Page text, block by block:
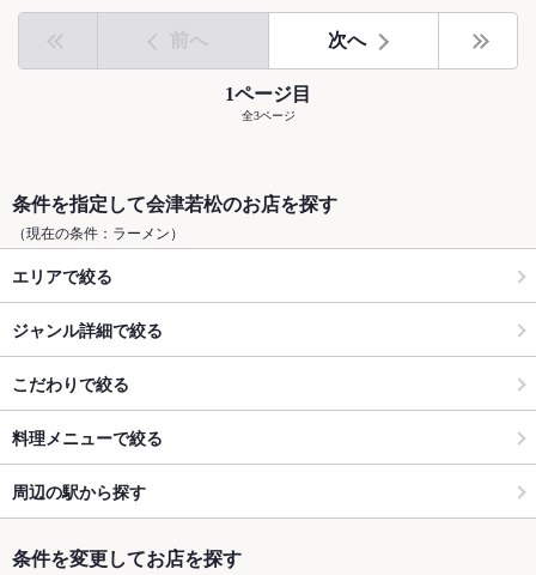
前へ 次へ
1ページ目
全3ページ
条件を指定して会津若松のお店を探す
（現在の条件：ラーメン）
エリアで絞る
ジャンル詳細で絞る
こだわりで絞る
料理メニューで絞る
周辺の駅から探す
条件を変更してお店を探す